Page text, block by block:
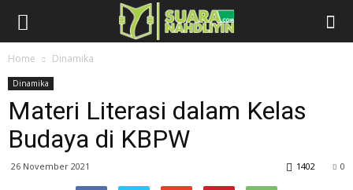
Home Dinamika
Dinamika
Materi Literasi dalam Kelas
Budaya di KBPW
26 November 2021 0
1402